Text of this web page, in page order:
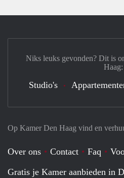
Op Kamer Den Haag vind en
Over ons Contact Faq
Gratis je Kamer aanbieden in
Niks leuks gevonden? Dit is
Haag:
Studio's